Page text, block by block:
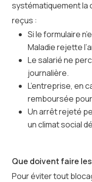
systématiquement la
reçus :
Si le formulaire
Maladie rejette
Le salarié ne
journalière.
L’entreprise, en
remboursée
Un arrêt rejeté
un climat social
Que doivent faire
Pour éviter tout